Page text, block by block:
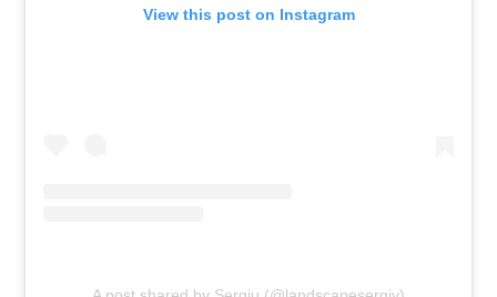
View this post on Instagram